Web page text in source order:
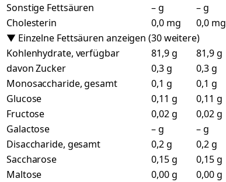
Sonstige Fettsäuren
– g
– g
Cholesterin
0,0 mg
0,0 mg
▼ Einzelne Fettsäuren anzeigen (30 weitere)
Kohlenhydrate, verfügbar
81,9 g
81,9 g
davon Zucker
0,3 g
0,3 g
Monosaccharide, gesamt
0,1 g
0,1 g
Glucose
0,11 g
0,11 g
Fructose
0,02 g
0,02 g
Galactose
– g
– g
Disaccharide, gesamt
0,2 g
0,2 g
Saccharose
0,15 g
0,15 g
Maltose
0,00 g
0,00 g